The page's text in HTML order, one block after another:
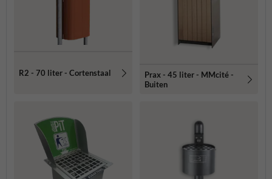
R2 - 70 liter - Cortenstaal
Prax - 45 liter - MMcité -
Buiten